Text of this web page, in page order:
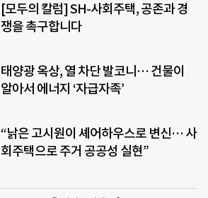
[모두의 칼럼] SH-사회주택, 공존과 경
쟁을 촉구합니다
태양광 옥상, 열 차단 발코니… 건물이
알아서 에너지 ‘자급자족’
“낡은 고시원이 셰어하우스로 변신… 사
회주택으로 주거 공공성 실현”